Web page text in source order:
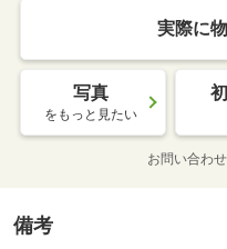
実際に
写真
をもっと見たい
お問い合わ
備考